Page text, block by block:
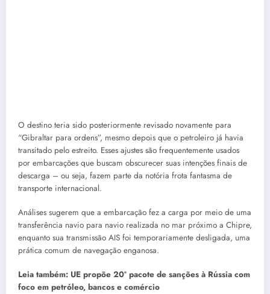
O destino teria sido posteriormente revisado novamente para
“Gibraltar para ordens”, mesmo depois que o petroleiro já havia
transitado pelo estreito. Esses ajustes são frequentemente usados
por embarcações que buscam obscurecer suas intenções finais de
descarga – ou seja, fazem parte da notória frota fantasma de
transporte internacional.
Análises sugerem que a embarcação fez a carga por meio de uma
transferência navio para navio realizada no mar próximo a Chipre,
enquanto sua transmissão AIS foi temporariamente desligada, uma
prática comum de navegação enganosa.
Leia também: UE propõe 20º pacote de sanções à Rússia com
foco em petróleo, bancos e comércio